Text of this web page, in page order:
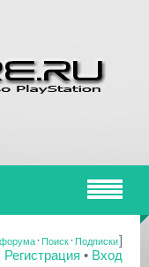
·Поиск·Подписки]
Регистрация • Вход